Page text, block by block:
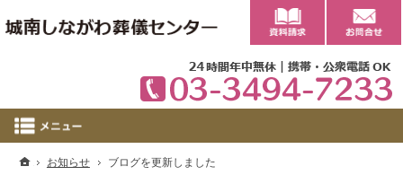
ホーム
お知らせ ブログを更新しました